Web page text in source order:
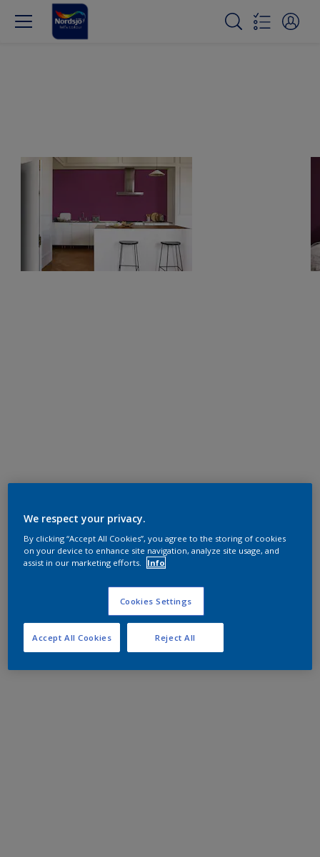
We respect your privacy.
By clicking “Accept All Cookies”, you agree to the storing of cookies
on your device to enhance site navigation, analyze site usage, and
assist in our marketing efforts.
Info
Cookies Settings
Reject All
Accept All Cookies